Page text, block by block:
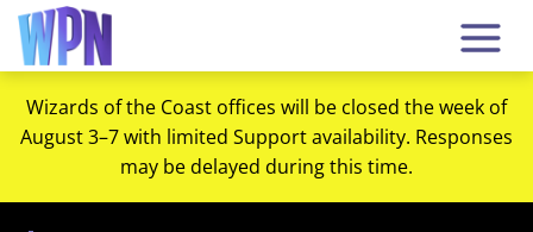
Wizards of the Coast offices will be closed the week of
August 3–7 with limited Support availability. Responses
may be delayed during this time.